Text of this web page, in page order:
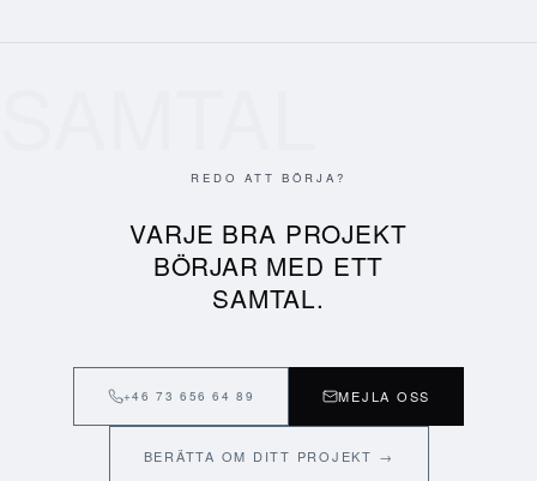
REDO ATT BÖRJA?
VARJE BRA PROJEKT
BÖRJAR MED ETT
SAMTAL.
+46 73 656 64 89 MEJLA OSS
BERÄTTA OM DITT PROJEKT →